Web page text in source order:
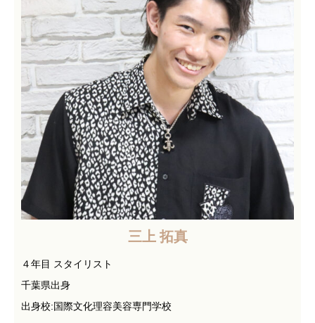
三上 拓真
４年目 スタイリスト
千葉県出身
出身校:国際文化理容美容専門学校